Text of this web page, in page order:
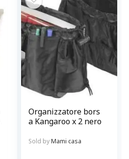
Organizzatore bors
a Kangaroo x 2 nero
Sold byMami casa